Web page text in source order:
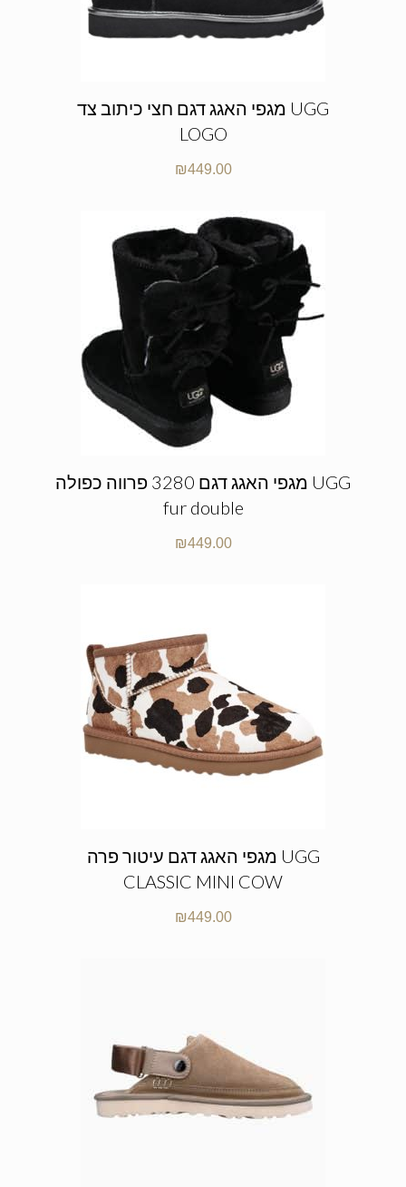
מגפי האגג דגם חצי כיתוב צד UGG
LOGO
₪449.00
מגפי האגג דגם 3280 פרווה כפולה UGG
fur double
₪449.00
מגפי האגג דגם עיטור פרה UGG
CLASSIC MINI COW
₪449.00